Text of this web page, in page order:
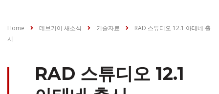
Home 데브기어 새소식 기술자료
RAD 스튜디오 12.1 아테네 출
시
RAD 스튜디오 12.1